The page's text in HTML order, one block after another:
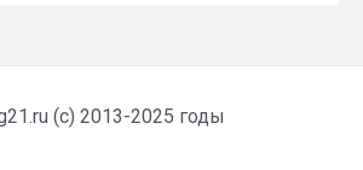
(c) 2013-2025 годы